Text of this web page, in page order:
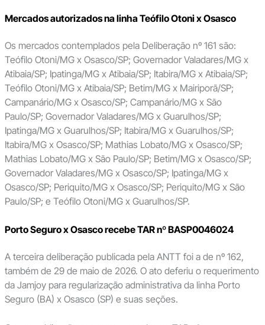
Mercados autorizados na linha Teófilo Otoni x Osasco
Os mercados contemplados pela Deliberação nº 161 são:
Teófilo Otoni/MG x Osasco/SP; Governador Valadares/MG x
Atibaia/SP; Ipatinga/MG x Atibaia/SP; Itabira/MG x Atibaia/SP;
Teófilo Otoni/MG x Atibaia/SP; Betim/MG x Mairiporã/SP;
Campanário/MG x Osasco/SP; Campanário/MG x São
Paulo/SP; Governador Valadares/MG x Guarulhos/SP;
Ipatinga/MG x Guarulhos/SP; Itabira/MG x Guarulhos/SP;
Itabira/MG x Osasco/SP; Mathias Lobato/MG x Osasco/SP;
Mathias Lobato/MG x São Paulo/SP; Betim/MG x Osasco/SP;
Governador Valadares/MG x Osasco/SP; Ipatinga/MG x
Osasco/SP; Periquito/MG x Osasco/SP; Periquito/MG x São
Paulo/SP; e Teófilo Otoni/MG x Guarulhos/SP.
Porto Seguro x Osasco recebe TAR nº BASP0046024
A terceira deliberação publicada pela ANTT foi a de nº 162,
também de 29 de maio de 2026. O ato deferiu o requerimento
da Jamjoy para regularização administrativa da linha Porto
Seguro (BA) x Osasco (SP) e suas seções.